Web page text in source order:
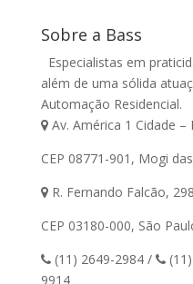
Sobre a Bass
Especialistas em
além de uma sólida
Automação Residencial.
Av. América 1 Cidade –
CEP 08771-901, Mogi
R. Fernando Falcão,
CEP 03180-000, São
(11) 2649-2984 / (11)
9914